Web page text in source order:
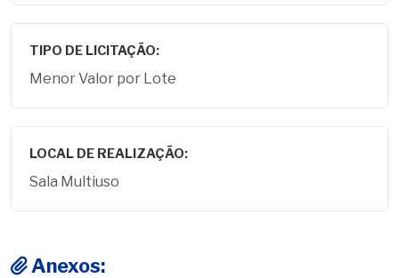
TIPO DE LICITAÇÃO:
Menor Valor por Lote
LOCAL DE REALIZAÇÃO:
Sala Multiuso
Anexos: